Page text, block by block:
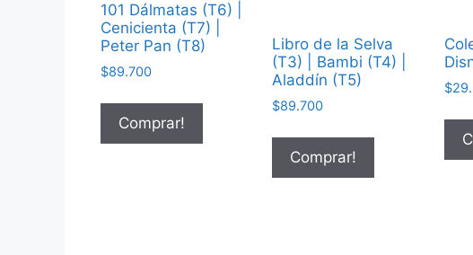
101 Dálmatas (T6) |
Cenicienta (T7) |
Peter Pan (T8)
$89.700
Comprar!
Libro de la Selva
(T3) | Bambi (T4) |
Aladdín (T5)
$89.700
Comprar!
$